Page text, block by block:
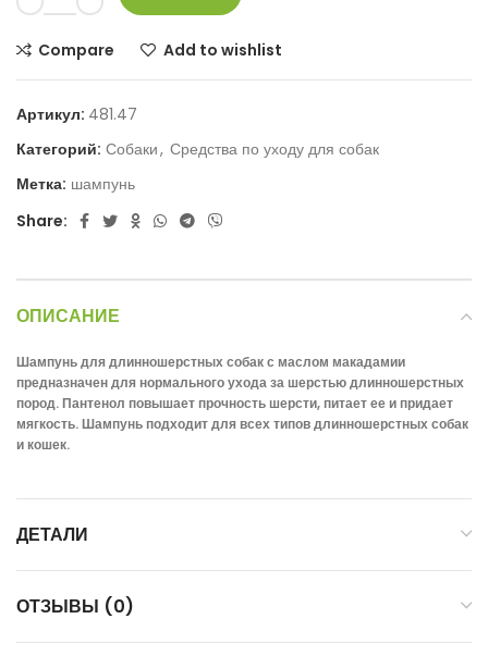
Compare Add to wishlist
Артикул: 481.47
Категорий: Собаки, Средства по уходу для собак
Метка: шампунь
Share:
ОПИСАНИЕ
Шампунь для длинношерстных собак с маслом макадамии
предназначен для нормального ухода за шерстью длинношерстных
пород. Пантенол повышает прочность шерсти, питает ее и придает
мягкость. Шампунь подходит для всех типов длинношерстных собак
и кошек.
ДЕТАЛИ
ОТЗЫВЫ (0)